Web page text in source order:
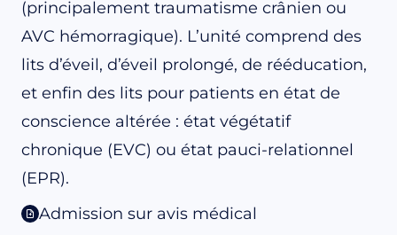
(principalement traumatisme crânien ou
AVC hémorragique). L’unité comprend des
lits d’éveil, d’éveil prolongé, de rééducation,
et enfin des lits pour patients en état de
conscience altérée : état végétatif
chronique (EVC) ou état pauci-relationnel
(EPR).
Admission sur avis médical